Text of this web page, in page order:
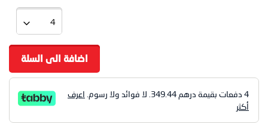
اضافة الى السلة
4 دفعات بقيمة درهم 349.44 . لا فوائد ولا رسوم. اعرف
أكثر